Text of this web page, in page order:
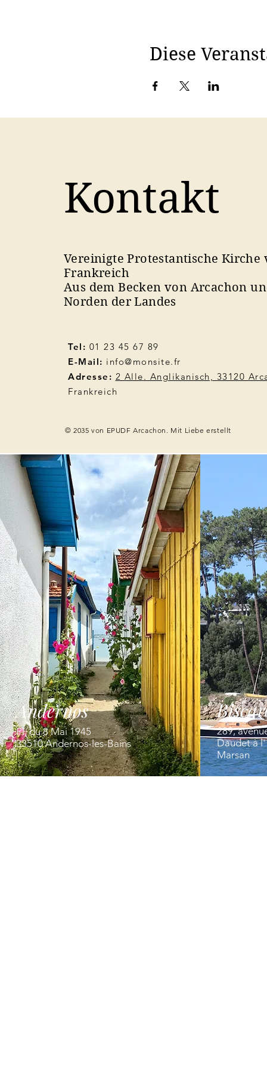
Diese
Kontakt
Vereinigte Protestantische Kirche
Frankreich
Aus dem Becken von Arcachon
Norden der Landes
Tel: 01 23 45 67 89
E-Mail: info@monsite.fr
Adresse: 2 Alle. Anglikanisch, 33120
Frankreich
© 2035 von EPUDF Arcachon. Mit Liebe erstellt
Andernos
Pl. du 8 Mai 1945
33510 Andernos-les-Bains
289,
Daudet à l'
Marsan